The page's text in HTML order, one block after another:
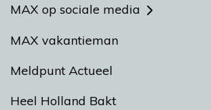
MAX op sociale media
MAX vakantieman
Meldpunt Actueel
Heel Holland Bakt